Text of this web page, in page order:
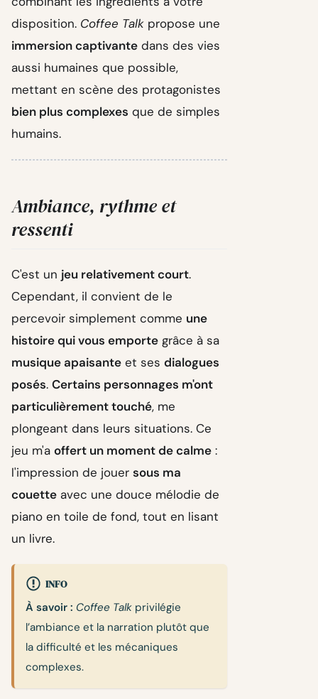
disposition. Coffee Talk propose une
immersion captivante dans des vies
aussi humaines que possible,
mettant en scène des protagonistes
bien plus complexes que de simples
humains.
Ambiance, rythme et
ressenti
C'est un jeu relativement court.
Cependant, il convient de le
percevoir simplement comme une
histoire qui vous emporte grâce à sa
musique apaisante et ses dialogues
posés. Certains personnages m'ont
particulièrement touché, me
plongeant dans leurs situations. Ce
jeu m'a offert un moment de calme :
l'impression de jouer sous ma
couette avec une douce mélodie de
piano en toile de fond, tout en lisant
un livre.
INFO
À savoir : Coffee Talk privilégie
l’ambiance et la narration plutôt que
la difficulté et les mécaniques
complexes.